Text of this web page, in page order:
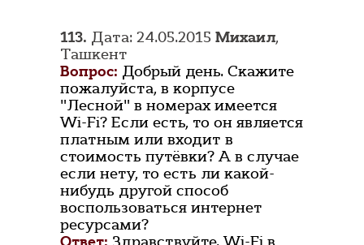
113. Дата: 24.05.2015 Михаил,
Ташкент
Вопрос: Добрый день. Скажите
пожалуйста, в корпусе
"Лесной" в номерах имеется
Wi-Fi? Если есть, то он является
платным или входит в
стоимость путёвки? А в случае
если нету, то есть ли какой-
нибудь другой способ
воспользоваться интернет
ресурсами?